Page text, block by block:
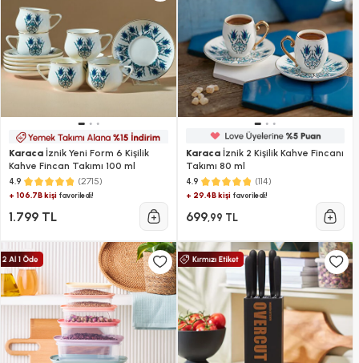
Karaca İznik Yeni Form 6 Kişilik
Kahve Fincan Takımı 100 ml
4.9 (2715)
+ 106.7B kişi favoriledi!
1.799 TL
Karacaİznik 2 Kişilik Kahve Fincanı
Takımı 80 ml
4.9 (114)
+ 29.4B kişifavoriledi!
699,99 TL